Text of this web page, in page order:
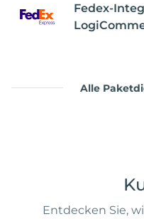
Fedex-
Alle
Entdecken Sie,